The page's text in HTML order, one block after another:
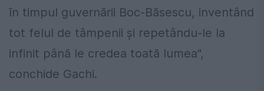
în timpul guvernării Boc-Băsescu, inventând
tot felul de tâmpenii şi repetându-le la
infinit până le credea toată lumea",
conchide Gachi.